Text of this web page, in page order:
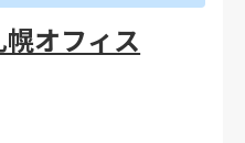
オフィス